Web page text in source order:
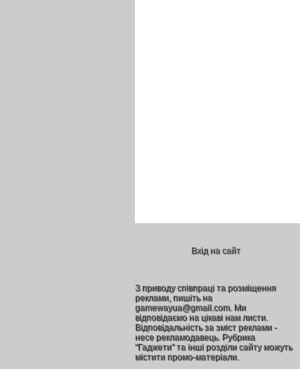
Вхід на сайт
З приводу співпраці та розміщення
реклами, пишіть на
gamewayua@gmail.com. Ми
відповідаємо на цікаві нам листи.
Відповідальність за зміст реклами -
несе рекламодавець. Рубрика
"Гаджети" та інші розділи сайту можуть
містити промо-матеріали.